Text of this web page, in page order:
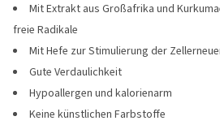
Mit Extrakt aus Großafrika und
freie Radikale
Mit Hefe zur Stimulierung der
Gute Verdaulichkeit
Hypoallergen und kalorienarm
Keine künstlichen Farbstoffe